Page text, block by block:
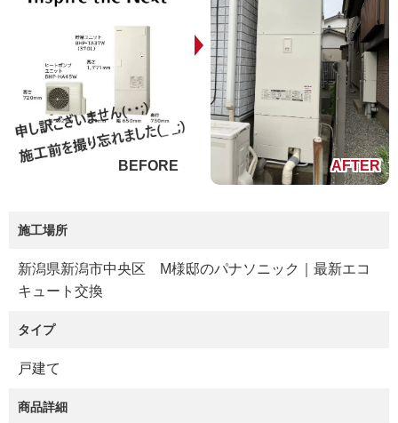
施工場所
新潟県新潟市中央区 M様邸のパナソニック｜最新エコ
キュート交換
タイプ
戸建て
商品詳細